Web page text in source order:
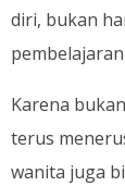
diri, bukan
Karena
terus
wanita juga